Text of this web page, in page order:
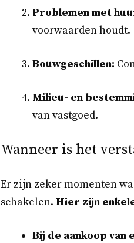
Problemen met
voorwaarden houdt.
Bouwgeschillen:
Milieu- en
van vastgoed.
Wanneer is het
Er zijn zeker momenten
schakelen. Hier zijn
Bij de aankoop van